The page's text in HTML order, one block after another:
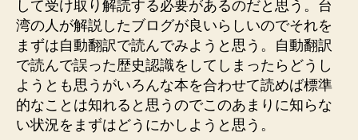
して受け取り解読する必要があるのだと思う。台
湾の人が解説したブログが良いらしいのでそれを
まずは自動翻訳で読んでみようと思う。自動翻訳
で読んで誤った歴史認識をしてしまったらどうし
ようとも思うがいろんな本を合わせて読めば標準
的なことは知れると思うのでこのあまりに知らな
い状況をまずはどうにかしようと思う。